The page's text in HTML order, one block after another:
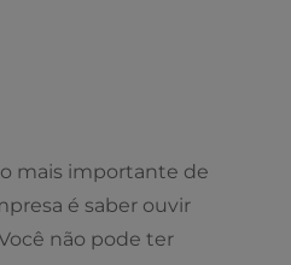
mais importante de
é saber ouvir
não pode ter